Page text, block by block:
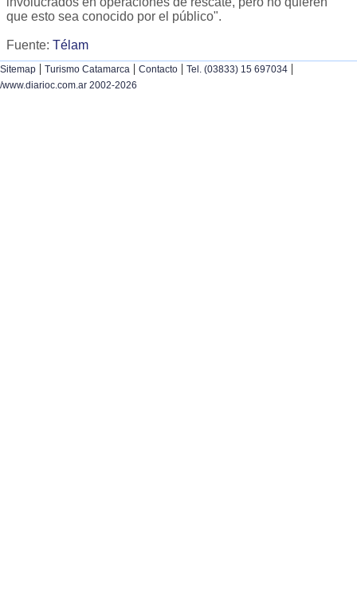
que esto sea conocido por el público".
Fuente: Télam
Sitemap | Turismo Catamarca | Contacto | Tel. (03833) 15 697034 |
/www.diarioc.com.ar 2002-2026